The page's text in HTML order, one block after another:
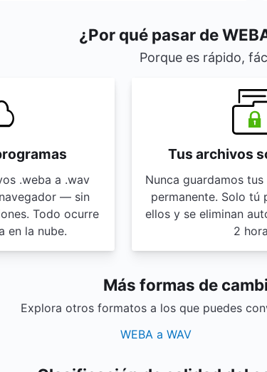
¿Por qué pasar de
Porque es rápido,
.weba a .wav
— sin
Todo ocurre
en la nube.
Tus archivos
Nunca guardamos
permanente. Solo tú
ellos y se eliminan
2
Más formas de
Explora otros formatos a los que puedes
WEBA a WAV